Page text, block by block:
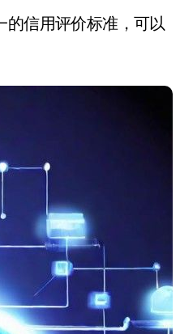
的信用评价标准，可以